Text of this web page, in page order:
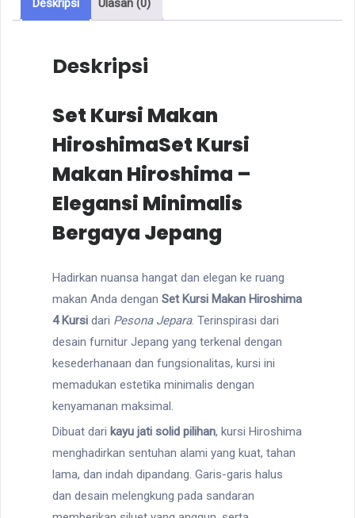
Deskripsi Ulasan (0)
Deskripsi
Set Kursi Makan
HiroshimaSet Kursi
Makan Hiroshima –
Elegansi Minimalis
Bergaya Jepang
Hadirkan nuansa hangat dan elegan ke ruang
makan Anda dengan Set Kursi Makan Hiroshima
4 Kursi dari Pesona Jepara. Terinspirasi dari
desain furnitur Jepang yang terkenal dengan
kesederhanaan dan fungsionalitas, kursi ini
memadukan estetika minimalis dengan
kenyamanan maksimal.
Dibuat dari kayu jati solid pilihan, kursi Hiroshima
menghadirkan sentuhan alami yang kuat, tahan
lama, dan indah dipandang. Garis-garis halus
dan desain melengkung pada sandaran